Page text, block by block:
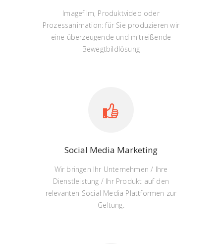
Imagefilm, Produktvideo oder
Prozessanimation: für Sie produzieren wir
eine überzeugende und mitreißende
Bewegtbildlösung
Social Media Marketing
Wir bringen Ihr Unternehmen / Ihre
Dienstleistung / Ihr Produkt auf den
relevanten Social Media Plattformen zur
Geltung.